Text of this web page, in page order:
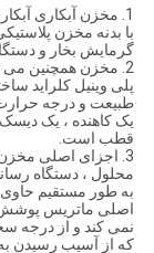
1. مخزن آبکاری
با بدنه مخزن
گرمایش بخار و
2. مخزن همچنین می
پلی وینیل کلراید
طبیعت و درجه
یک کاهنده ، یک دیسک
قطب است.
3. اجزای اصلی
محلول ، دستگاه
به طور مستقیم
اصلی ماتریس پوشش
نمی کند و از درجه
که از آسیب رسیدن